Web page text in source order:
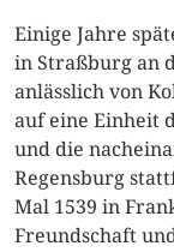
Einige Jahre
in Straßburg an
anlässlich von
auf eine Einheit
und die
Regensburg
Mal 1539 in
Freundschaft